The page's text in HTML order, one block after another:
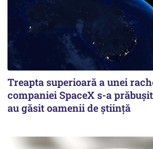
Treapta superioară a unei
companiei SpaceX s-a
au găsit oamenii de știință